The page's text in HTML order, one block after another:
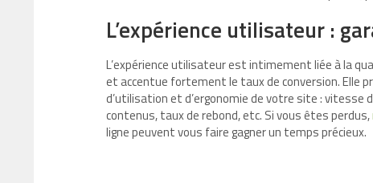
L’expérience utilisateur :
L’expérience utilisateur est intimement liée à la
et accentue fortement le taux de conversion. Elle
d’utilisation et d’ergonomie de votre site :
contenus, taux de rebond, etc. Si vous êtes perdus,
ligne peuvent vous faire gagner un temps précieux.